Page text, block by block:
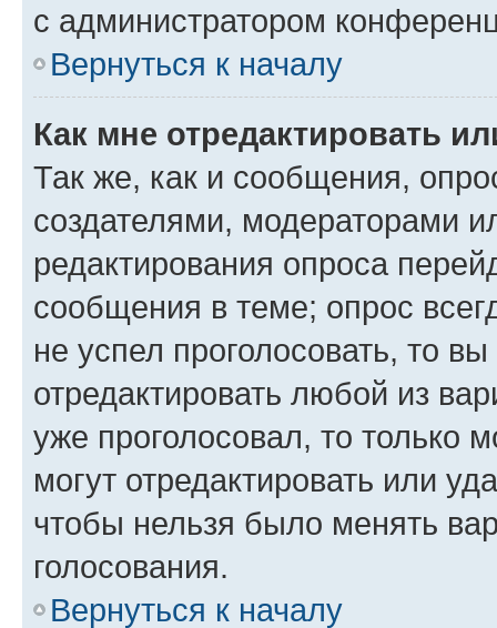
с администратором
Вернуться к началу
Как мне отредактировать
Так же, как и сообщения,
создателями, модераторами
редактирования опроса
сообщения в теме; опрос
не успел проголосовать, то
отредактировать любой из
уже проголосовал, то только
могут отредактировать или
чтобы нельзя было менять
голосования.
Вернуться к началу